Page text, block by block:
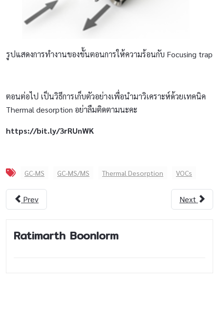
รูปแสดงการทำงานของขั้นตอนการให้ความร้อนกับ Focusing trap
ตอนต่อไป เป็นวิธีการเก็บตัวอย่างเพื่อนำมาวิเคราะห์ด้วยเทคนิค
Thermal desorption อย่าลืมติดตามนะคะ
https://bit.ly/3rRUnWK
GC-MS GC-MS/MS Thermal Desorption VOCs
Prev Next
Ratimarth Boonlorm